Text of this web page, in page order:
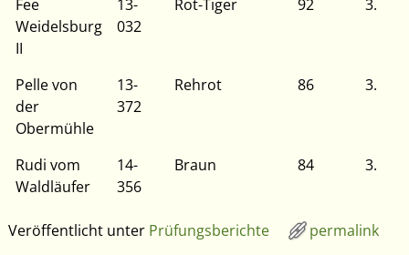
Fee
Weidelsburg
II
13-
032
Rot-Tiger 92 3.
Pelle von
der
Obermühle
13-
372
Rehrot 86 3.
Rudi vom
Waldläufer
14-
356
Braun 84 3.
Veröffentlicht unter Prüfungsberichte permalink